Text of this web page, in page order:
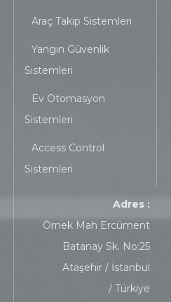
Araç Takip Sistemleri
Yangın Güvenlik
Sistemleri
Ev Otomasyon
Sistemleri
Access Control
Sistemleri
Adres :
Örnek Mah Ercüment
Batanay Sk. No:25
Ataşehir / İstanbul
/ Türkiye